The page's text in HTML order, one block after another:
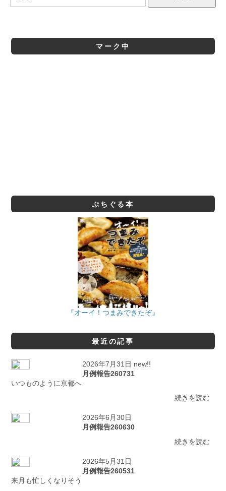
マーク中
ぷちぐる本
『オーイ！つまみできたぞ』
最近の記事
2026年7月31日 new!!
月例報告260731
いつものように京都へ
続きを読む
2026年6月30日
月例報告260630
続きを読む
2026年5月31日
月例報告260531
来月も忙しくなりそう